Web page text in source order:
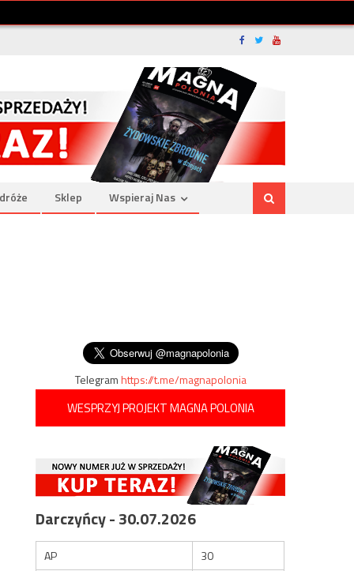
Sklep Wspieraj Nas
Telegramhttps://t.me/magnapolonia
WESPRZYJ PROJEKT MAGNA POLONIA
Darczyńcy - 30.07.2026
AP
30